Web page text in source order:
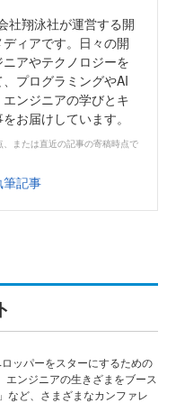
社翔泳社が運営する開
ィアです。日々の開
アやテクノロジーを
プログラミングやAI
ンジニアの学びとキ
お届けしています。
または直近の記事の寄稿時点で
筆記事
ッパーをスターにするための
ンジニアの生きざまをブース
など、さまざまなカンファレ